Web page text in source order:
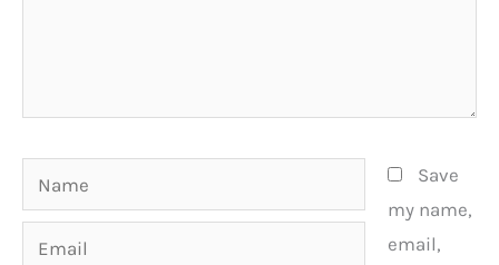
Email
Save
my name,
email,